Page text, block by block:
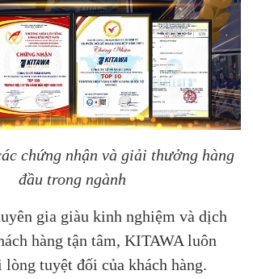
chứng nhận và giải thưởng hàng
đầu trong ngành
gia giàu kinh nghiệm và dịch
hàng tận tâm, KITAWA luôn
lòng tuyệt đối của khách hàng.